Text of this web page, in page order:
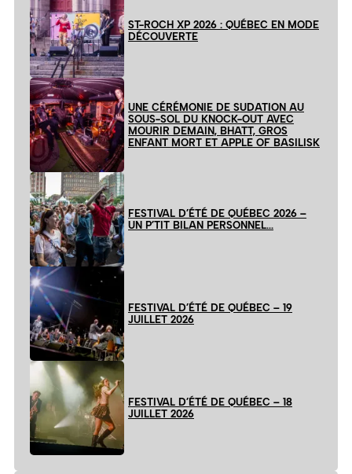
ST-ROCH XP 2026 : QUÉBEC EN MODE
DÉCOUVERTE
UNE CÉRÉMONIE DE SUDATION AU
SOUS-SOL DU KNOCK-OUT AVEC
MOURIR DEMAIN, BHATT, GROS
ENFANT MORT ET APPLE OF BASILISK
FESTIVAL D’ÉTÉ DE QUÉBEC 2026 –
UN P’TIT BILAN PERSONNEL…
FESTIVAL D’ÉTÉ DE QUÉBEC – 19
JUILLET 2026
FESTIVAL D’ÉTÉ DE QUÉBEC – 18
JUILLET 2026